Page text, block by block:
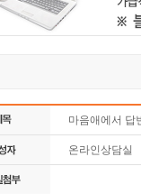
마음애에서 답
온라인상담실